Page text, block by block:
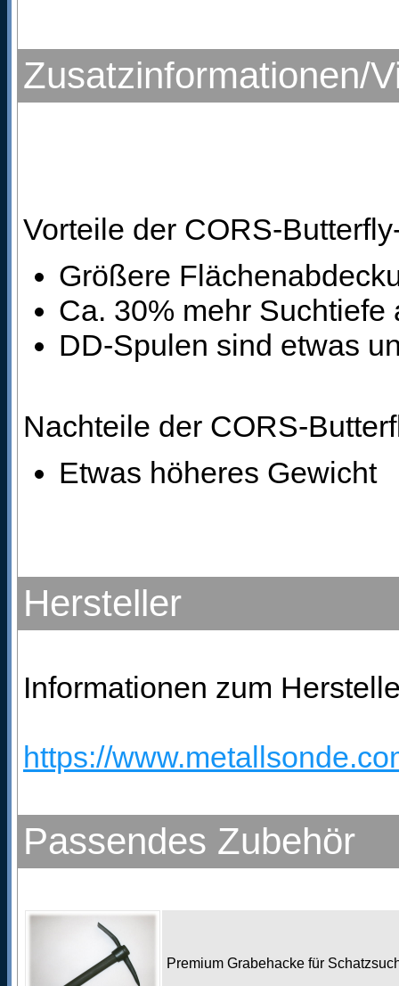
Zusatzinformationen/
Vorteile der CORS-
Größere
Ca. 30% mehr
DD-Spulen sind etwas
Nachteile der CORS-
Etwas höheres Gewicht
Hersteller
Informationen zum
https://
Passendes Zubehör
Premium Grabehacke für